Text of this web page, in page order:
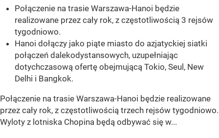
Połączenie na trasie Warszawa-Hanoi będzie
realizowane przez cały rok, z częstotliwością 3 rejsów
tygodniowo.
Hanoi dołączy jako piąte miasto do azjatyckiej siatki
połączeń dalekodystansowych, uzupełniając
dotychczasową ofertę obejmującą Tokio, Seul, New
Delhi i Bangkok.
Połączenie na trasie Warszawa-Hanoi będzie realizowane
przez cały rok, z częstotliwością trzech rejsów tygodniowo.
Wyloty z lotniska Chopina będą odbywać się w...